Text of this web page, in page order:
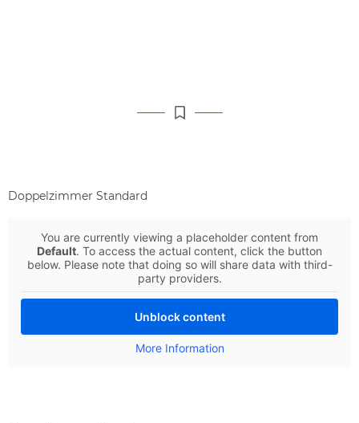
Doppelzimmer Standard
You are currently viewing a placeholder content from
Default. To access the actual content, click the button
below. Please note that doing so will share data with third-
party providers.
Unblock content
More Information